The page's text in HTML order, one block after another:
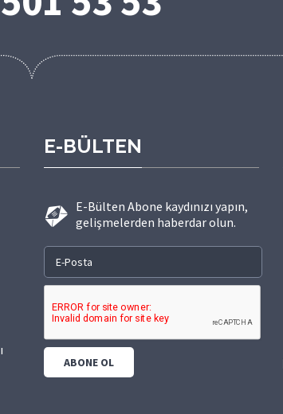
E-BÜLTEN
E-Bülten Abone kaydınızı yapın,
gelişmelerden haberdar olun.